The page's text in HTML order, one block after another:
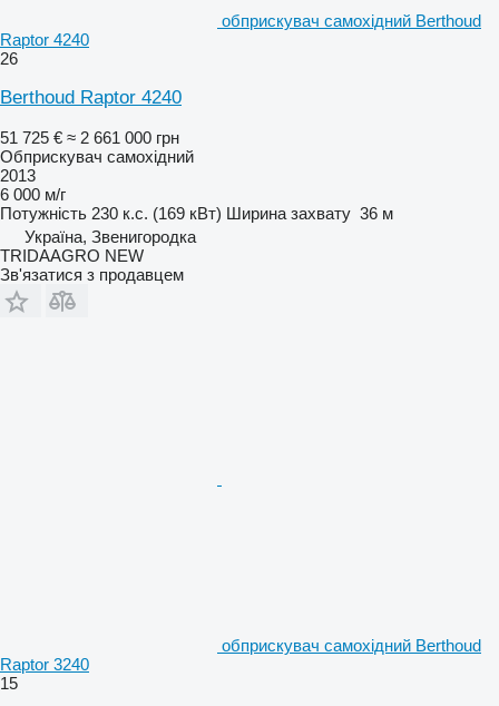
обприскувач самохідний Berthoud
Raptor 4240
26
Berthoud Raptor 4240
51 725 € ≈ 2 661 000 грн
Обприскувач самохідний
2013
6 000 м/г
Потужність 230 к.с. (169 кВт) Ширина захвату 36 м
Україна, Звенигородка
TRIDAAGRO NEW
Зв'язатися з продавцем
обприскувач самохідний Berthoud
Raptor 3240
15